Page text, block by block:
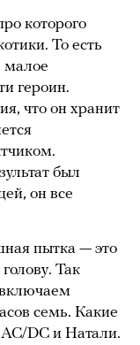
которого
То есть
малое
героин.
что он хранит
был
он все
пытка — это
Так
включаем
семь. Какие
DC и Натали.